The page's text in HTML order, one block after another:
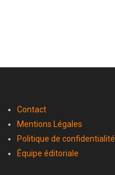
Contact
Mentions Légales
Politique de confidentialité
Équipe éditoriale